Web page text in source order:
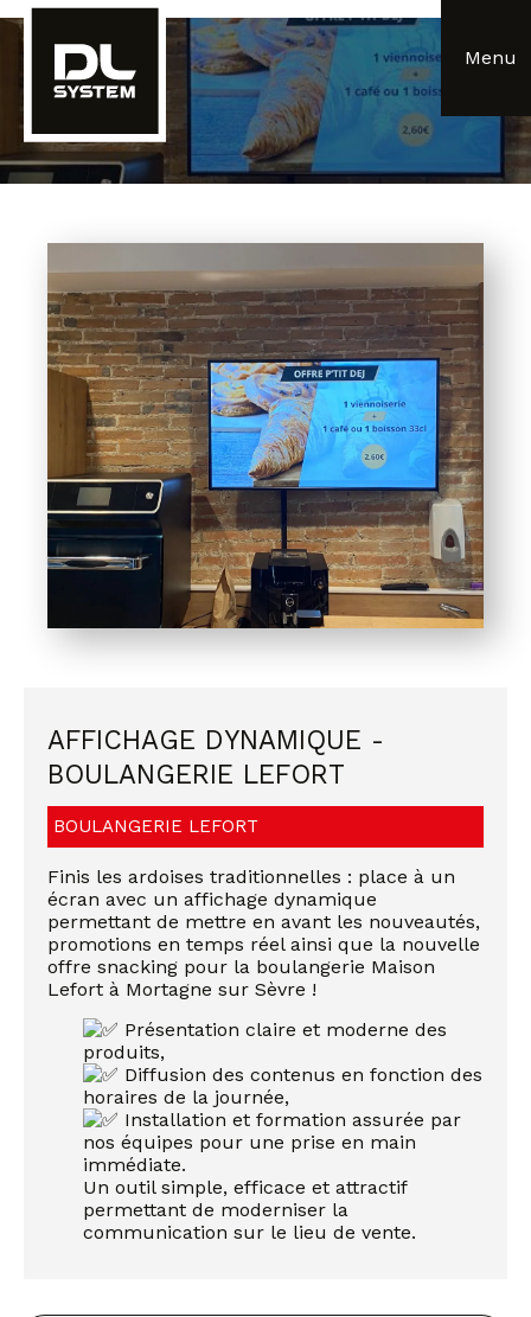
Menu
AFFICHAGE DYNAMIQUE -
BOULANGERIE LEFORT
BOULANGERIE LEFORT
Finis les ardoises traditionnelles : place à un
écran avec un affichage dynamique
permettant de mettre en avant les nouveautés,
promotions en temps réel ainsi que la nouvelle
offre snacking pour la boulangerie Maison
Lefort à Mortagne sur Sèvre !
Présentation claire et moderne des
produits,
Diffusion des contenus en fonction des
horaires de la journée,
Installation et formation assurée par
nos équipes pour une prise en main
immédiate.
Un outil simple, efficace et attractif
permettant de moderniser la
communication sur le lieu de vente.
Panneau de gestion des cookies